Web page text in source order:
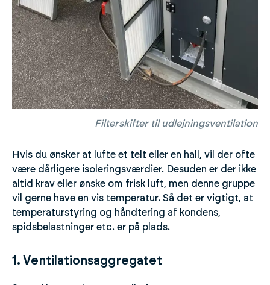
Filterskifter til udlejningsventilation
Hvis du ønsker at lufte et telt eller en hall, vil der ofte
være dårligere isoleringsværdier. Desuden er der ikke
altid krav eller ønske om frisk luft, men denne gruppe
vil gerne have en vis temperatur. Så det er vigtigt, at
temperaturstyring og håndtering af kondens,
spidsbelastninger etc. er på plads.
1. Ventilationsaggregatet